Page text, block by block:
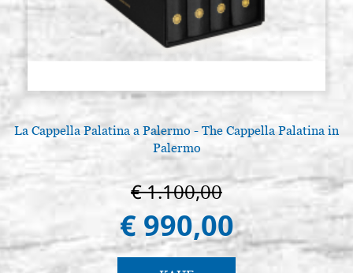
La Cappella Palatina a Palermo - The Cappella Palatina in
Palermo
€ 1.100,00
€ 990,00